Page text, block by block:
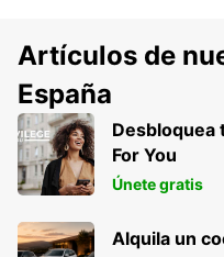
Artículos de
España
Desbloquea
For You
Únete gratis
Alquila un